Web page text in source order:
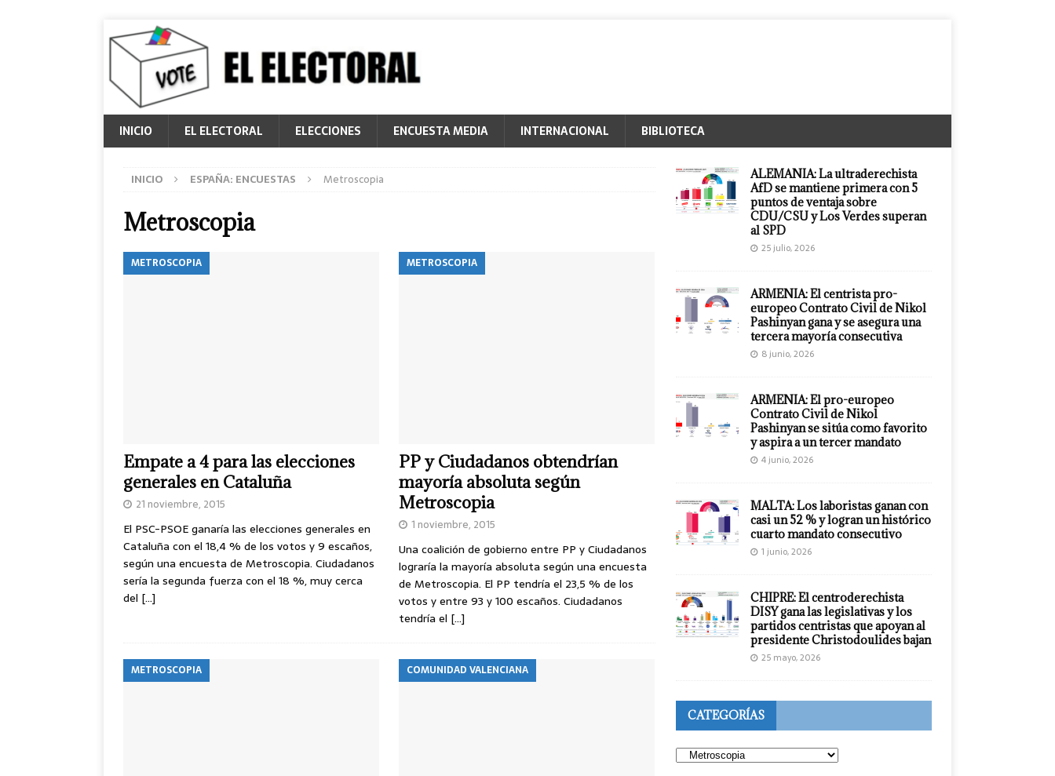
INICIO EL ELECTORAL ELECCIONES ENCUESTA MEDIA INTERNACIONAL BIBLIOTECA
INICIO ESPAÑA: ENCUESTAS Metroscopia
Metroscopia
METROSCOPIA
Empate a 4 para las elecciones
generales en Cataluña
21 noviembre, 2015
El PSC-PSOE ganaría las elecciones generales en
Cataluña con el 18,4 % de los votos y 9 escaños,
según una encuesta de Metroscopia. Ciudadanos
sería la segunda fuerza con el 18 %, muy cerca
del […]
METROSCOPIA
PP y Ciudadanos obtendrían
mayoría absoluta según
Metroscopia
1 noviembre, 2015
Una coalición de gobierno entre PP y Ciudadanos
lograría la mayoría absoluta según una encuesta
de Metroscopia. El PP tendría el 23,5 % de los
votos y entre 93 y 100 escaños. Ciudadanos
tendría el […]
METROSCOPIA COMUNIDAD VALENCIANA
ALEMANIA: La ultraderechista
AfD se mantiene primera con 5
puntos de ventaja sobre
CDU/CSU y Los Verdes superan
al SPD
25 julio, 2026
ARMENIA: El centrista pro-
europeo Contrato Civil de Nikol
Pashinyan gana y se asegura una
tercera mayoría consecutiva
8 junio, 2026
ARMENIA: El pro-europeo
Contrato Civil de Nikol
Pashinyan se sitúa como favorito
y aspira a un tercer mandato
4 junio, 2026
MALTA: Los laboristas ganan con
casi un 52 % y logran un histórico
cuarto mandato consecutivo
1 junio, 2026
CHIPRE: El centroderechista
DISY gana las legislativas y los
partidos centristas que apoyan al
presidente Christodoulides bajan
25 mayo, 2026
CATEGORÍAS